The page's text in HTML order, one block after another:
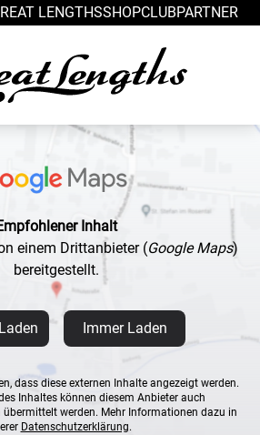
LENGTHSSHOPCLUBPARTNER
Inhalt
einem Drittanbieter (Google Maps)
bereitgestellt.
Immer Laden
dass diese externen Inhalte angezeigt werden.
Inhaltes können diesem Anbieter auch
übermittelt werden. Mehr Informationen dazu in
Datenschutzerklärung.